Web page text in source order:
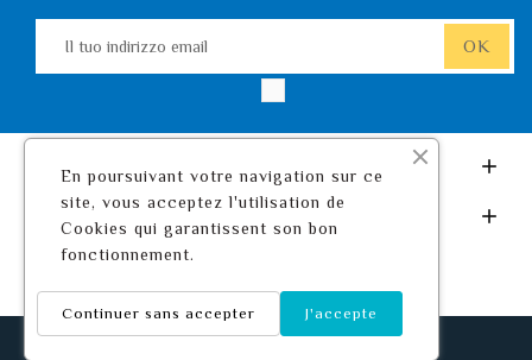

Il Tuo Account 
En poursuivant votre navigation sur ce
site, vous acceptez l'utilisation de
Cookies qui garantissent son bon
fonctionnement.
J'accepte
Continuer sans accepter